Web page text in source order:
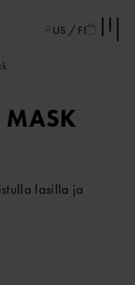
US / FI
MASK
lasilla ja